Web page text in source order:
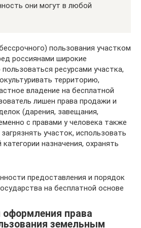
они могут в любой
пользования участком
россиянами широкие
ресурсами участка,
территорию,
владение на бесплатной
лишен права продажи и
(дарения, завещания,
с правами у человека также
участок, использовать
назначения, охранять
предоставления и порядок
на бесплатной основе
права
земельным